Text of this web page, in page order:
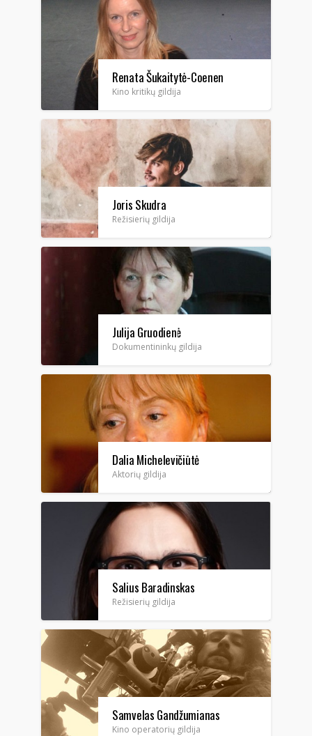
Renata Šukaitytė-Coenen
Kino kritikų gildija
Joris Skudra
Režisierių gildija
Julija Gruodienė
Dokumentininkų gildija
Dalia Michelevičiūtė
Aktorių gildija
Salius Baradinskas
Režisierių gildija
Samvelas Gandžumianas
Kino operatorių gildija